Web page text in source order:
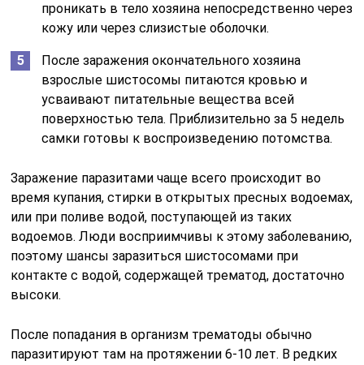
проникать в тело хозяина непосредственно через
кожу или через слизистые оболочки.
После заражения окончательного хозяина
взрослые шистосомы питаются кровью и
усваивают питательные вещества всей
поверхностью тела. Приблизительно за 5 недель
самки готовы к воспроизведению потомства.
Заражение паразитами чаще всего происходит во
время купания, стирки в открытых пресных водоемах,
или при поливе водой, поступающей из таких
водоемов. Люди восприимчивы к этому заболеванию,
поэтому шансы заразиться шистосомами при
контакте с водой, содержащей трематод, достаточно
высоки.
После попадания в организм трематоды обычно
паразитируют там на протяжении 6-10 лет. В редких